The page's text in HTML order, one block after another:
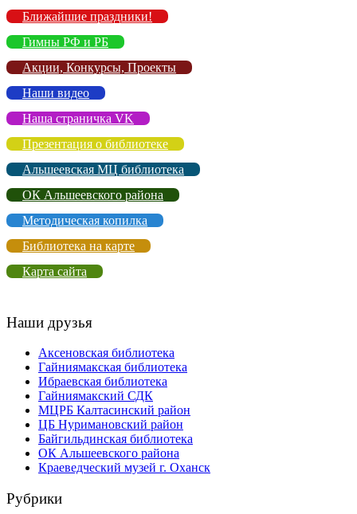
Ближайшие праздники!
Гимны РФ и РБ
Акции, Конкурсы, Проекты
Наши видео
Наша страничка VK
Презентация о библиотеке
Альшеевская МЦ библиотека
ОК Альшеевского района
Методическая копилка
Библиотека на карте
Карта сайта
Наши друзья
Аксеновская библиотека
Гайниямакская библиотека
Ибраевская библиотека
Гайниямакский СДК
МЦРБ Калтасинский район
ЦБ Нуримановский район
Байгильдинская библиотека
ОК Альшеевского района
Краеведческий музей г. Оханск
Рубрики